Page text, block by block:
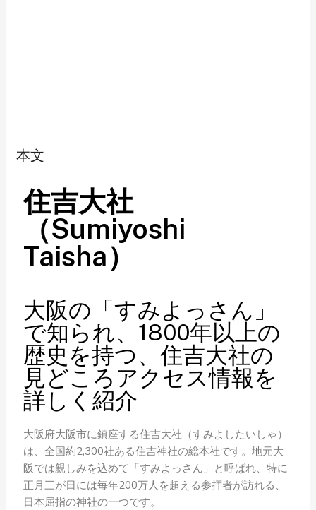
本文
住吉大社
（Sumiyoshi
Taisha）
大阪の「すみよっさん」
で知られ、1800年以上の
歴史を持つ、住吉大社の
見どころアクセス情報を
詳しく紹介
大阪府大阪市に鎮座する住吉大社（すみよしたいしゃ）
は、全国約2,300社ある住吉神社の総本社です。地元大
阪では親しみを込めて「すみよっさん」と呼ばれ、特に
正月三が日には毎年200万人を超える参拝者が訪れる、
日本屈指の神社の一つです。